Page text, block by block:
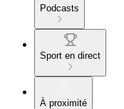
Podcasts
Sport en direct
À proximité